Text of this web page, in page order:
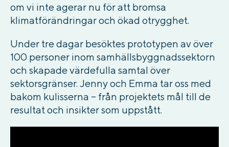
om vi inte agerar nu för att bromsa
klimatförändringar och ökad otrygghet.
Under tre dagar besöktes prototypen av över
100 personer inom samhällsbyggnadssektorn
och skapade värdefulla samtal över
sektorsgränser. Jenny och Emma tar oss med
bakom kulisserna – från projektets mål till de
resultat och insikter som uppstått.